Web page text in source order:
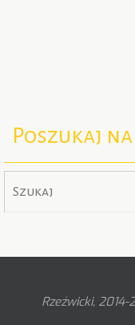
Poszukaj
Rzeźwicki,